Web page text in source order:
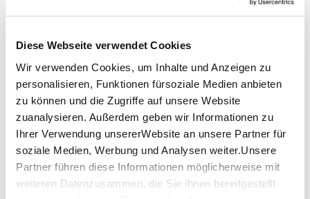
Diese Webseite verwendet Cookies
Wir verwenden Cookies, um Inhalte und Anzeigen zu
personalisieren, Funktionen fürsoziale Medien anbieten
zu können und die Zugriffe auf unsere Website
zuanalysieren. Außerdem geben wir Informationen zu
Ihrer Verwendung unsererWebsite an unsere Partner für
soziale Medien, Werbung und Analysen weiter.Unsere
Partner führen diese Informationen möglicherweise mit
weiteren Datenzusammen, die Sie ihnen bereitgestellt
Ende der Tour: Markthalle
Zwischen den Verkostungen besteht die Möglichkeit
etwas vom Trinkwasser der Ceresbrunnen zu genießen.
Aus Gründen der Nachhaltigkeit bitten wir Sie hierfür Ihr
eigenes Trinkgefäß (Becher, Flasche…) zur Tour
mitzubringen.
Wir bitten um Verständnis, dass
Allergien/Lebensmittelunverträglichkeiten nicht
berücksichtigt werden können.